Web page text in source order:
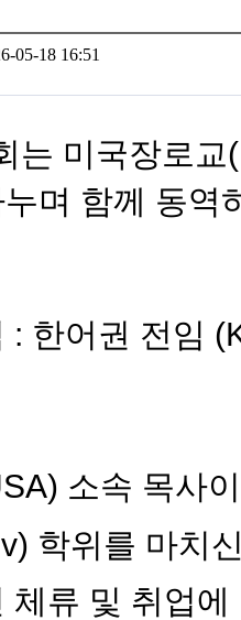
05-18 16:51
는 미국장로교
며 함께 동역
: 한어권 전임
소속 목사
학위를 마치
체류 및 취업에